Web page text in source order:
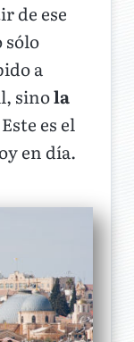
de ese
sólo
a
sinola
es el
en día.